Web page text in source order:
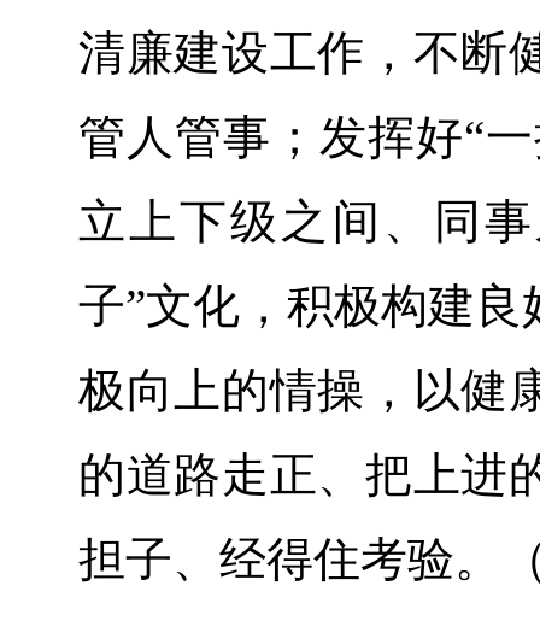
清廉建设工作，不断
管人管事；发挥好“
立上下级之间、同
子”文化，积极构建
极向上的情操，以健
的道路走正、把上进
担子、经得住考验。